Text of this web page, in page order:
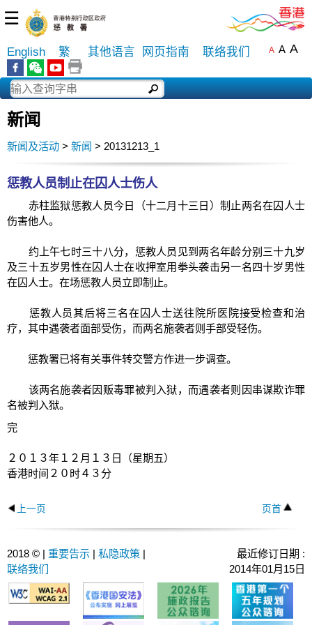
☰
English 繁 其他语言 网页指南 联络我们 A A A
新闻
新闻及活动 > 新闻 > 20131213_1
惩教人员制止在囚人士伤人
赤柱监狱惩教人员今日（十二月十三日）制止两名在囚人士
伤害他人。
约上午七时三十八分，惩教人员见到两名年龄分别三十九岁
及三十五岁男性在囚人士在收押室用拳头袭击另一名四十岁男性
在囚人士。在场惩教人员立即制止。
惩教人员其后将三名在囚人士送往院所医院接受检查和治
疗，其中遇袭者面部受伤，而两名施袭者则手部受轻伤。
惩教署已将有关事件转交警方作进一步调查。
该两名施袭者因贩毒罪被判入狱，而遇袭者则因串谋欺诈罪
名被判入狱。
完
２０１３年１２月１３日（星期五）
香港时间２０时４３分
上一页 页首
2018 © | 重要告示 | 私隐政策 |
联络我们
最近修订日期 :
2014年01月15日